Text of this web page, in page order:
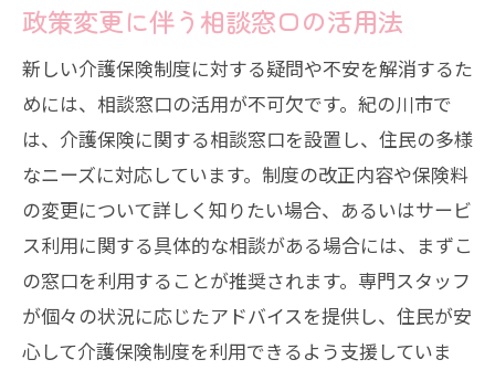
政策変更に伴う相談窓口の活用法
新しい介護保険制度に対する疑問や不安を解消するた
めには、相談窓口の活用が不可欠です。紀の川市で
は、介護保険に関する相談窓口を設置し、住民の多様
なニーズに対応しています。制度の改正内容や保険料
の変更について詳しく知りたい場合、あるいはサービ
ス利用に関する具体的な相談がある場合には、まずこ
の窓口を利用することが推奨されます。専門スタッフ
が個々の状況に応じたアドバイスを提供し、住民が安
心して介護保険制度を利用できるよう支援していま